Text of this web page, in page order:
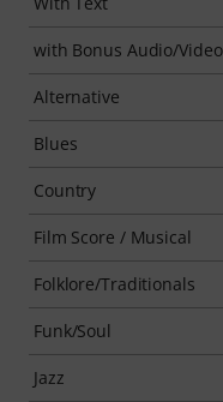
with Bonus Audio/Video
Alternative
Blues
Country
Film Score / Musical
Folklore/Traditionals
Funk/Soul
Jazz